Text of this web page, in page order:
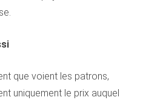
que voient les patrons,
uniquement le prix auquel